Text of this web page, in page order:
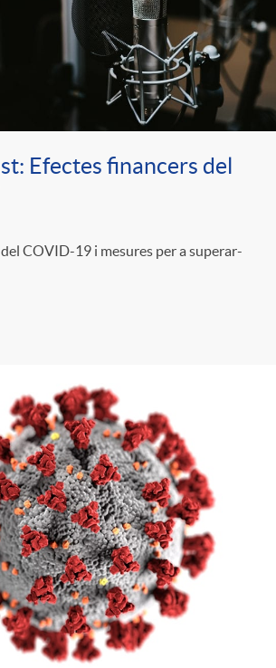
Efectes financers del
COVID-19 i mesures per a superar-